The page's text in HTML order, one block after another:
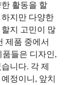
활동을 할
지만 다양한
지 고민이 많
제품 중에서
들은 디자인,
니다. 각 제
정이니, 앞치